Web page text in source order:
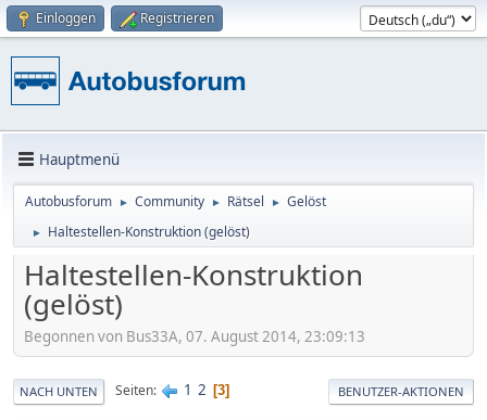
Einloggen Registrieren
Hauptmenü
Autobusforum ► Community ► Rätsel ► Gelöst
► Haltestellen-Konstruktion (gelöst)
Haltestellen-Konstruktion
(gelöst)
Begonnen von Bus33A, 07. August 2014, 23:09:13
NACH UNTEN Seiten 1 2 3 BENUTZER-AKTIONEN